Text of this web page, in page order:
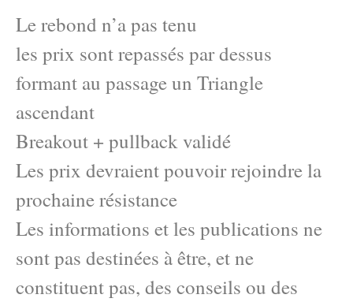
Le rebond n’a pas tenu
les prix sont repassés par dessus
formant au passage un Triangle
ascendant
Breakout + pullback validé
Les prix devraient pouvoir rejoindre la
prochaine résistance
Les informations et les publications ne
sont pas destinées à être, et ne
constituent pas, des conseils ou des